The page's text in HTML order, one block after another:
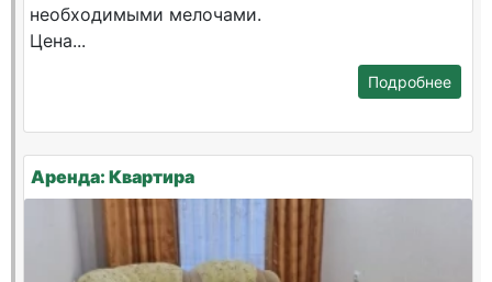
необходимыми мелочами.
Цена...
Подробнее
Аренда: Квартира